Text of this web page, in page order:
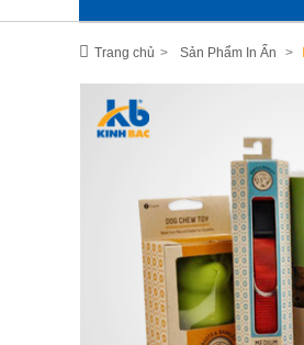
Trang chủ Sản Phẩm In Ấn